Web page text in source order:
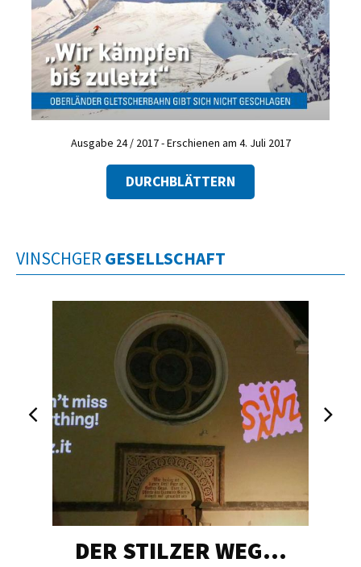
Ausgabe 24 / 2017 - Erschienen am 4. Juli 2017
DURCHBLÄTTERN
VINSCHGER GESELLSCHAFT
DER STILZER WEG…